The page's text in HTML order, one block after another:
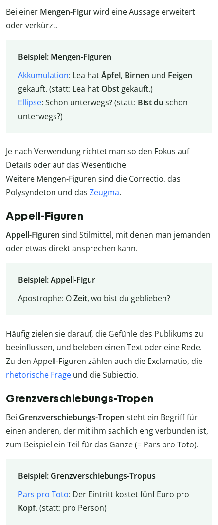
Bei einer Mengen-Figurwird eine Aussage erweitert
oder verkürzt.
Beispiel: Mengen-Figuren
Akkumulation: Lea hatÄpfel, Birnen und Feigen
gekauft. (statt: Lea hat Obstgekauft.)
Ellipse: Schon unterwegs? (statt: Bistdu schon
unterwegs?)
Je nach Verwendung richtet man so den Fokus auf
Details oder auf das Wesentliche.
Weitere Mengen-Figuren sind die Correctio, das
Polysyndeton und das Zeugma.
Appell-Figuren
Appell-Figuren sind Stilmittel, mit denen man jemanden
oder etwas direkt ansprechen kann.
Beispiel: Appell-Figur
Apostrophe: OZeit, wo bist du geblieben?
Häufig zielen sie darauf, die Gefühle des Publikums zu
beeinflussen, und beleben einen Text oder eine Rede.
Zu den Appell-Figuren zählen auch die Exclamatio, die
rhetorische Frage und die Subiectio.
Grenzverschiebungs-Tropen
Bei Grenzverschiebungs-Tropen steht ein Begriff für
einen anderen, der mit ihm sachlich eng verbunden ist,
zum Beispiel ein Teil für das Ganze (= Pars pro Toto).
Beispiel: Grenzverschiebungs-Tropus
Pars pro Toto: Der Eintritt kostet fünf Euro pro
Kopf. (statt: pro Person)